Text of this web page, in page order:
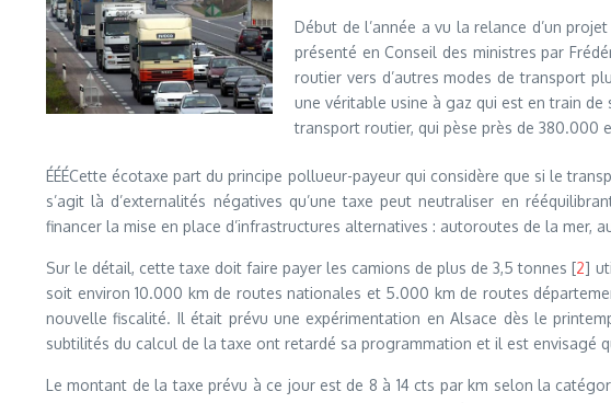
Début de l’année a vu la relance d’un
présenté en Conseil des ministres par
routier vers d’autres modes de transport
une véritable usine à gaz qui est en train de
transport routier, qui pèse près de 380.000
ÉÉÉCette écotaxe part du principe pollueur-payeur qui considère que si le
s’agit là d’externalités négatives qu’une taxe peut neutraliser en
financer la mise en place d’infrastructures alternatives : autoroutes de la mer,
Sur le détail, cette taxe doit faire payer les camions de plus de 3,5 tonnes [2]
soit environ 10.000 km de routes nationales et 5.000 km de routes
nouvelle fiscalité. Il était prévu une expérimentation en Alsace dès le
subtilités du calcul de la taxe ont retardé sa programmation et il est envisagé
Le montant de la taxe prévu à ce jour est de 8 à 14 cts par km selon la